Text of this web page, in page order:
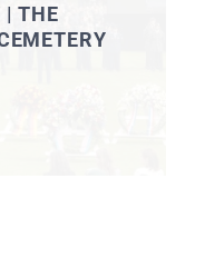
| THE